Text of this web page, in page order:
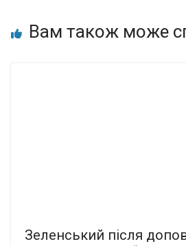
Вам також може
Зеленський після